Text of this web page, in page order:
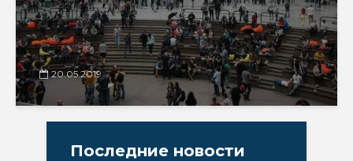
20.05.2019
Последние новости